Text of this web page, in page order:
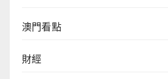
澳門看點
財經